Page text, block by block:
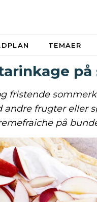
TEMAER
fristende
andre frugter eller
på